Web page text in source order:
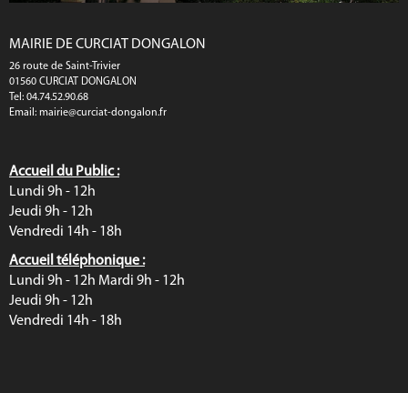
MAIRIE DE CURCIAT DONGALON
26 route de Saint-Trivier
01560 CURCIAT DONGALON
Tel: 04.74.52.90.68
Email: mairie@curciat-dongalon.fr
Accueil du Public :
Lundi 9h - 12h
Jeudi 9h - 12h
Vendredi 14h - 18h
Accueil téléphonique :
Lundi 9h - 12h Mardi 9h - 12h
Jeudi 9h - 12h
Vendredi 14h - 18h